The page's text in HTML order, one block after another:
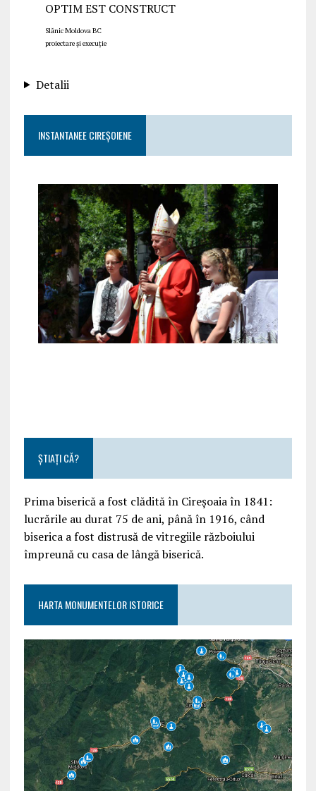
OPTIM EST CONSTRUCT
Slănic Moldova BC
proiectare și execuție
Detalii
INSTANTANEE CIREȘOIENE
ȘTIAȚI CĂ?
Prima biserică a fost clădită în Cireșoaia în 1841:
lucrările au durat 75 de ani, până în 1916, când
biserica a fost distrusă de vitregiile războiului
împreună cu casa de lângă biserică.
HARTA MONUMENTELOR ISTORICE